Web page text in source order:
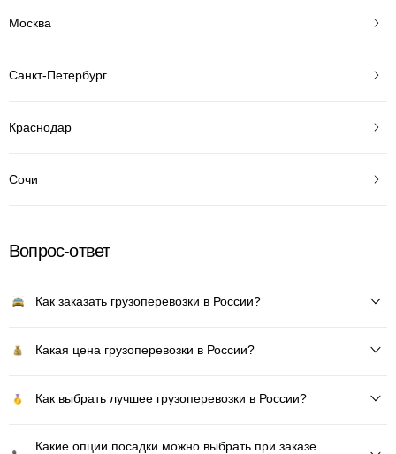
Москва
Санкт-Петербург
Краснодар
Сочи
Вопрос-ответ
Как заказать грузоперевозки в России?
Какая цена грузоперевозки в России?
Как выбрать лучшее грузоперевозки в России?
Какие опции посадки можно выбрать при заказе